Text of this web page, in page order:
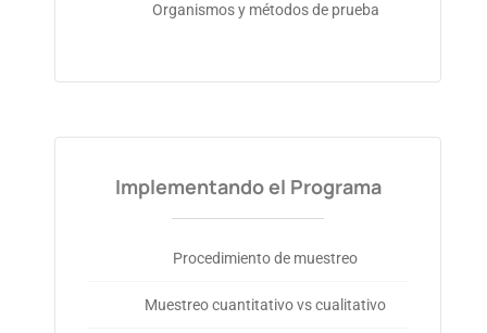
Organismos y métodos de prueba
Implementando el Programa
Procedimiento de muestreo
Muestreo cuantitativo vs cualitativo